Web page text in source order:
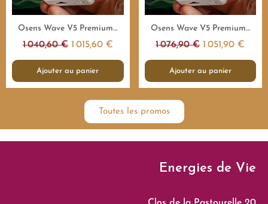
Aperçu rapide Osens Wave V5 Premium 1.000.000Hz - 4H - Emetteur fréquences
1 040,60 € 1 015,60 €
Ajouter au panier
Aperçu rapide Osens Wave V5 Premium 1.000.000Hz - 8H - Emetteur fréquences
1 076,90 € 1 051,90 €
Ajouter au panier
Toutes les promos
Energies de Vie